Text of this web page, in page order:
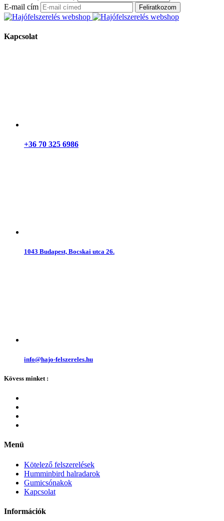
E-mail cím
Feliratkozom
Kapcsolat
+36 70 325 6986
1043 Budapest, Bocskai utca 26.
info@hajo-felszereles.hu
Kövess minket :
Menü
Kötelező felszerelések
Humminbird halradarok
Gumicsónakok
Kapcsolat
Információk